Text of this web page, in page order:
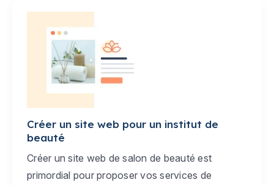
Créer un site web pour un institut de
beauté
Créer un site web de salon de beauté est
primordial pour proposer vos services de